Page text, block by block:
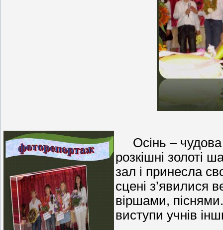
Осінь – чудова
розкішні золоті
зал і принесла
сцені з’явилися
віршами,
виступи учнів